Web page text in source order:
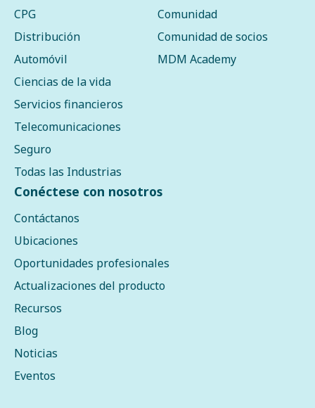
CPG
Distribución
Automóvil
Ciencias de la vida
Servicios financieros
Telecomunicaciones
Seguro
Todas las Industrias
Comunidad
Comunidad de socios
MDM Academy
Conéctese con nosotros
Contáctanos
Ubicaciones
Oportunidades profesionales
Actualizaciones del producto
Recursos
Blog
Noticias
Eventos